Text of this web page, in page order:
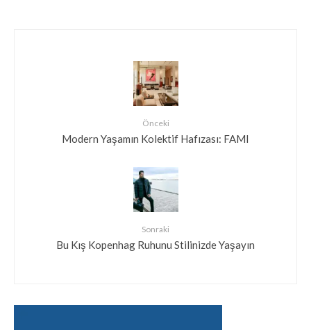
Önceki
Modern Yaşamın Kolektif Hafızası: FAMI
Sonraki
Bu Kış Kopenhag Ruhunu Stilinizde Yaşayın